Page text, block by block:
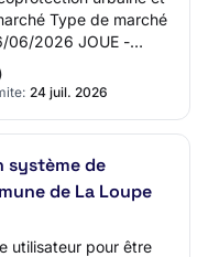
Type de marché
06/2026 JOUE -
con…
24 juil. 2026
système de
de La Loupe
utilisateur pour être